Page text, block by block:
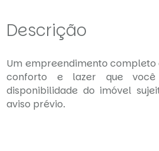
Descrição
Um empreendimento completo
conforto e lazer que
disponibilidade do imóvel
aviso prévio.